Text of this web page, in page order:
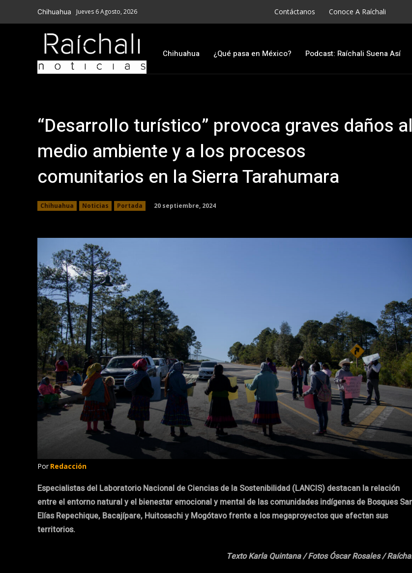
Chihuahua Jueves 6 Agosto, 2026 Contáctanos Conoce A Raíchali
Chihuahua ¿Qué pasa en México? Podcast: Raíchali Suena Así
“Desarrollo turístico” provoca graves daños al
medio ambiente y a los procesos
comunitarios en la Sierra Tarahumara
Chihuahua Noticias Portada 20 septiembre, 2024
Por Redacción
Especialistas del Laboratorio Nacional de Ciencias de la Sostenibilidad (LANCIS) destacan la relación
entre el entorno natural y el bienestar emocional y mental de las comunidades indígenas de Bosques
Elías Repechique, Bacajípare, Huitosachi y Mogótavo frente a los megaproyectos que afectan sus
territorios.
Texto Karla Quintana / Fotos Óscar Rosales /